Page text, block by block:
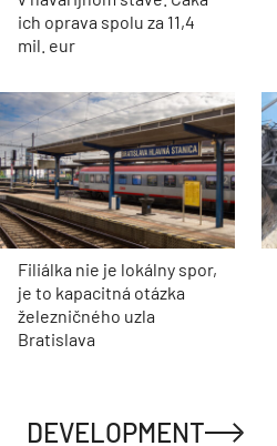
ich oprava spolu za 11,4
mil. eur
Filiálka nie je lokálny spor,
je to kapacitná otázka
železničného uzla
Bratislava
DEVELOPMENT